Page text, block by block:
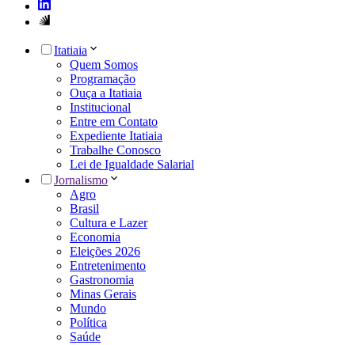
Itatiaia
Quem Somos
Programação
Ouça a Itatiaia
Institucional
Entre em Contato
Expediente Itatiaia
Trabalhe Conosco
Lei de Igualdade Salarial
Jornalismo
Agro
Brasil
Cultura e Lazer
Economia
Eleições 2026
Entretenimento
Gastronomia
Minas Gerais
Mundo
Política
Saúde